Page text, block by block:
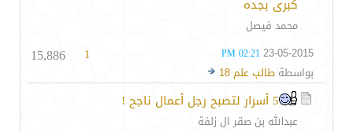
كبرى بجده
محمد فيصل
23-05-2015
02:21 PM
بواسطة طالب علم 18
1
15,886
5 أسرار لتصبح رجل أعمال ناجح !
عبدالله بن صقر ال زلفة